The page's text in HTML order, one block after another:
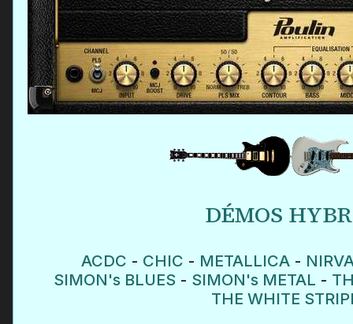
DÉMOS
ACDC - CHIC - METALLICA-
SIMON's BLUES - SIMON's METAL -
THE WHITE